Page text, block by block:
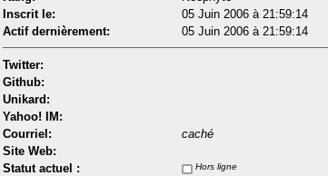
Wargame
Inscrit le:
05 Juin 2006 à 21:59:14
Actif dernièrement:
05 Juin 2006 à 21:59:14
Twitter:
Github:
Unikard:
Yahoo! IM:
Courriel:
caché
Site Web:
Statut actuel :
Hors ligne